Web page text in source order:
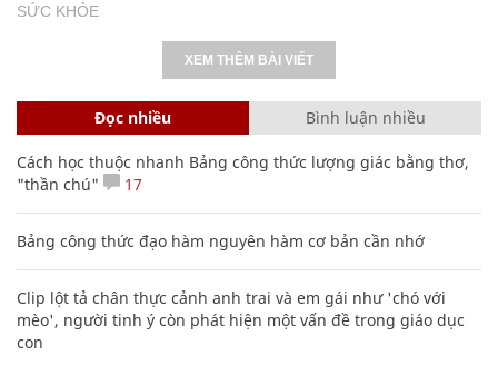
SỨC KHỎE
XEM THÊM BÀI VIẾT
Đọc nhiều Bình luận nhiều
Cách học thuộc nhanh Bảng công thức lượng giác bằng thơ,
"thần chú"
17
Bảng công thức đạo hàm nguyên hàm cơ bản cần nhớ
Clip lột tả chân thực cảnh anh trai và em gái như 'chó với
mèo', người tinh ý còn phát hiện một vấn đề trong giáo dục
con